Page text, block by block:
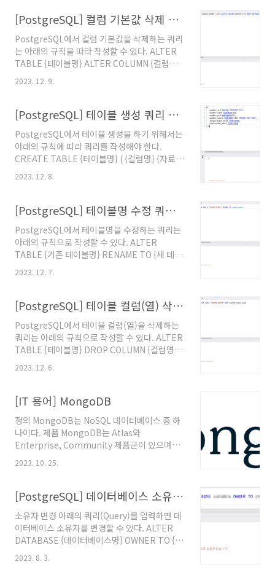
Default Value", PostgreSQL 15. @원문보기
[PostgreSQL] 컬럼 기본값 삭제 쿼리 작성 방법
PostgreSQL에서 컬럼 기본값을 삭제하는 쿼리
는 아래의 규칙을 따라 작성할 수 있다. ALTER
TABLE {테이블명} ALTER COLUMN {컬럼명}
DROP DEFAULT; 규칙에 따라 작성한 쿼리의
실행 결과는 아래의 사진과 같다. 참고문서
Value", PostgreSQL 15. @원문보기
2023. 12. 9.
[PostgreSQL] 테이블 생성 쿼리 작성 방법
PostgreSQL에서 테이블 생성을 하기 위해서는
아래의 규칙에 따라 쿼리를 작성해야 한다.
CREATE TABLE {테이블명} ( {컬럼명} {자료
형} {옵션}, {컬럼명} {자료형} {옵션}, {컬럼명}
{자료형} {옵션} ); 위의 규칙을 따라서 테이블 생
Table Basics", PostgreSQL 15. @원문보기
2023. 12. 8.
[PostgreSQL] 테이블명 수정 쿼리 작성 방법
PostgreSQL에서 테이블명을 수정하는 쿼리는
아래의 규칙으로 작성할 수 있다. ALTER
TABLE {기존 테이블명} RENAME TO {새 테이
를 작성하여 실행한 결과는 아래와 같다.
작성하는 것을 권장하기에 소문자로 바꿨다. 오
라클에서 하던 것처럼 대문자로 작성했다가 쌍따
옴표 없이는 못 쓰는 것을 알게되어 수정했다. 참
고문서 "5.6.7. Renaming a Column",
PostgreSQL 15. @원문보기
2023. 12. 7.
[PostgreSQL] 테이블 컬럼(열) 삭제 쿼리 작성 방법
PostgreSQL에서 테이블 컬럼(열)을 삭제하는
쿼리는 아래의 규칙으로 작성할 수 있다. ALTER
TABLE {테이블명} DROP COLUMN {컬럼명};
대문자가 있는 경우 테이블명의 양 끝을 쌍따옴
Removing a Column", PostgreSQL 15. @
원문보기
2023. 12. 6.
[IT 용어] MongoDB
정의 MongoDB는 NoSQL 데이터베이스 중 하
나이다. 제품 MongoDB는 Atlas와
Enterprise, Community 제품군이 있으며
Atlas의 경우 클라우드 환경의 데이터베이스를
제공하는 것이며 Enterprise는 상용 설치형 데
료 설치형 데이터베이스 서버 제품이다. 참고문
서 "몽고디비, MongoDB", 정보통신용어사전,
한국정보통신기술협회(TTA). @원문보기
"What is MongoDB?", MongoDB 공식 문서.
@원문보기
2023. 10. 25.
[PostgreSQL] 데이터베이스 소유자 변경
소유자 변경 아래의 쿼리(Query)를 입력하면 데
이터베이스 소유자를 변경할 수 있다. ALTER
DATABASE {데이터베이스명} OWNER TO {사
용자명}; 참고문서 "ALTER DATABASE",
PostgreSQL 지침서, 2023년 7월 11일. @원문
2023. 8. 3.